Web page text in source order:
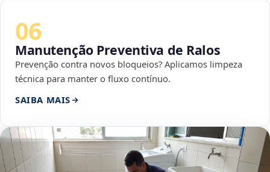
06
Manutenção Preventiva de Ralos
Prevenção contra novos bloqueios? Aplicamos limpeza
técnica para manter o fluxo contínuo.
SAIBA MAIS